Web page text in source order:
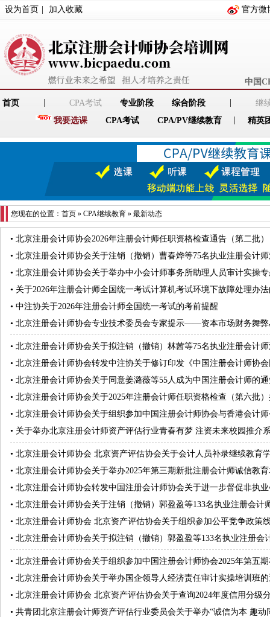
设为首页 加入收藏 官方微
中国
首页 CPA考试 专业阶段 综合阶段
继
我要选课
CPA考试 CPA/PV继续教育 精英
您现在的位置： 首页 » CPA继续教育 » 最新动态
• ​北京注册会计师协会2026年注册会计师任职资格检查通告（第二批）
• 北京注册会计师协会关于注销（撤销）曹春烨等75名执业注册会计
• 北京注册会计师协会关于举办中小会计师事务所助理人员审计实操
• 关于2026年注册会计师全国统一考试计算机考试环境下故障处理办
• 中注协关于2026年注册会计师全国统一考试的考前提醒
• 北京注册会计师协会专业技术委员会专家提示——资本市场财务舞
• 北京注册会计师协会关于拟注销（撤销）林茜等75名执业注册会计
• 北京注册会计师协会转发中注协关于修订印发《中国注册会计师协
• 北京注册会计师协会关于同意姜潞薇等55人成为中国注册会计师的
• 北京注册会计师协会关于2025年注册会计师任职资格检查（第六批
• 北京注册会计师协会关于组织参加中国注册会计师协会与香港会计
• 关于举办北京注册会计师资产评估行业青春有梦 注资未来校园推介
• 北京注册会计师协会 北京资产评估协会关于会计人员补录继续教育
• 北京注册会计师协会关于举办2025年第三期新批注册会计师诚信教
• 北京注册会计师协会转发中国注册会计师协会关于进一步督促非执
• 北京注册会计师协会关于注销（撤销）郭盈盈等133名执业注册会计
• 北京注册会计师协会 北京资产评估协会关于组织参加公平竞争政策
• 北京注册会计师协会关于拟注销（撤销）郭盈盈等133名执业注册会
• 北京注册会计师协会关于组织参加中国注册会计师协会2025年第五
• 北京注册会计师协会关于举办国企领导人经济责任审计实操培训班
• 北京注册会计师协会 北京资产评估协会关于查询2024年度信用分级
• 共青团北京注册会计师资产评估行业委员会关于举办“诚信为本 趣动